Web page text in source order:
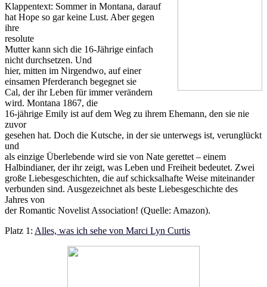
Klappentext: Sommer in Montana, darauf
hat Hope so gar keine Lust. Aber gegen
ihre
resolute
Mutter kann sich die 16-Jährige einfach
nicht durchsetzen. Und
hier, mitten im Nirgendwo, auf einer
einsamen Pferderanch begegnet sie
Cal, der ihr Leben für immer verändern
wird. Montana 1867, die
16-jährige Emily ist auf dem Weg zu ihrem Ehemann, den sie nie
zuvor
gesehen hat. Doch die Kutsche, in der sie unterwegs ist, verunglückt
und
als einzige Überlebende wird sie von Nate gerettet – einem
Halbindianer, der ihr zeigt, was Leben und Freiheit bedeutet. Zwei
große Liebesgeschichten, die auf schicksalhafte Weise miteinander
verbunden sind. Ausgezeichnet als beste Liebesgeschichte des
Jahres von
der Romantic Novelist Association! (Quelle: Amazon).
Platz 1: Alles, was ich sehe von Marci Lyn Curtis